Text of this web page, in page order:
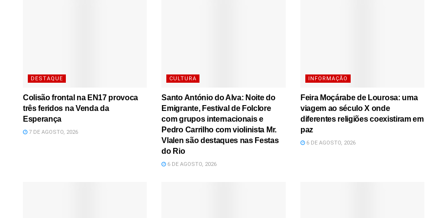
DESTAQUE
Colisão frontal na EN17 provoca
três feridos na Venda da
Esperança
7 DE AGOSTO, 2026
CULTURA
Santo António do Alva: Noite do
Emigrante, Festival de Folclore
com grupos internacionais e
Pedro Carrilho com violinista Mr.
Vlalen são destaques nas Festas
do Rio
6 DE AGOSTO, 2026
INFORMAÇÃO
Feira Moçárabe de Lourosa: uma
viagem ao século X onde
diferentes religiões coexistiram em
paz
6 DE AGOSTO, 2026